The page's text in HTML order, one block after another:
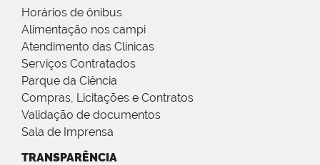
Horários de ônibus
Alimentação nos campi
Atendimento das Clínicas
Serviços Contratados
Parque da Ciência
Compras, Licitações e Contratos
Validação de documentos
Sala de Imprensa
TRANSPARÊNCIA